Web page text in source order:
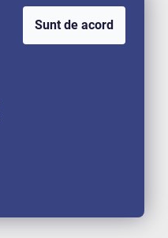
Sunt de acord